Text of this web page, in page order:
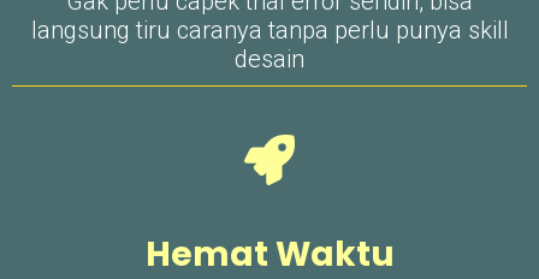
langsung tiru caranya tanpa perlu punya skill
desain
Hemat Waktu